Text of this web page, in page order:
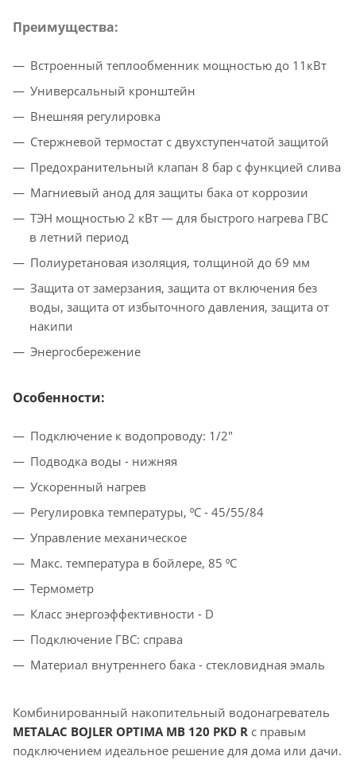
Преимущества:
Встроенный теплообменник мощностью до 11кВт
Универсальный кронштейн
Внешняя регулировка
Стержневой термостат с двухступенчатой защитой
Предохранительный клапан 8 бар с функцией слива
Магниевый анод для защиты бака от коррозии
ТЭН мощностью 2 кВт — для быстрого нагрева ГВС
в летний период
Полиуретановая изоляция, толщиной до 69 мм
Защита от замерзания, защита от включения без
воды, защита от избыточного давления, защита от
накипи
Энергосбережение
Особенности:
Подключение к водопроводу: 1/2″
Подводка воды - нижняя
Ускоренный нагрев
Регулировка температуры, ⁰С - 45/55/84
Управление механическое
Макс. температура в бойлере, 85 ⁰С
Термометр
Класс энергоэффективности - D
Подключение ГВС: справа
Материал внутреннего бака - стекловидная эмаль
Комбинированный накопительный водонагреватель
METALAC BOJLER ОPTIMA MB 120 PKD R с правым
подключением идеальное решение для дома или дачи.